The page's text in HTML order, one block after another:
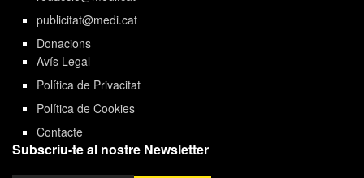
publicitat@medi.cat
Donacions
Avís Legal
Política de Privacitat
Política de Cookies
Contacte
Subscriu-te al nostre Newsletter